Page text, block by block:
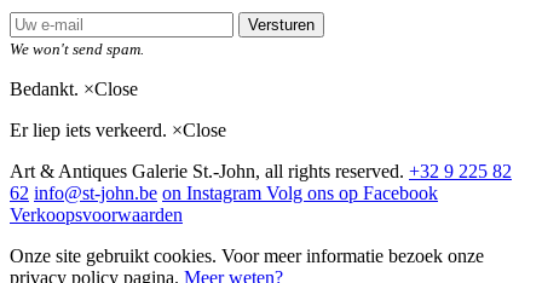
Versturen
We won't send spam.
Bedankt. ×Close
Er liep iets verkeerd. ×Close
Art & Antiques Galerie St.-John, all rights reserved. +32 9 225 82
62 info@st-john.be on Instagram Volg ons op Facebook
Verkoopsvoorwaarden
Onze site gebruikt cookies. Voor meer informatie bezoek onze
privacy policy pagina. Meer weten?